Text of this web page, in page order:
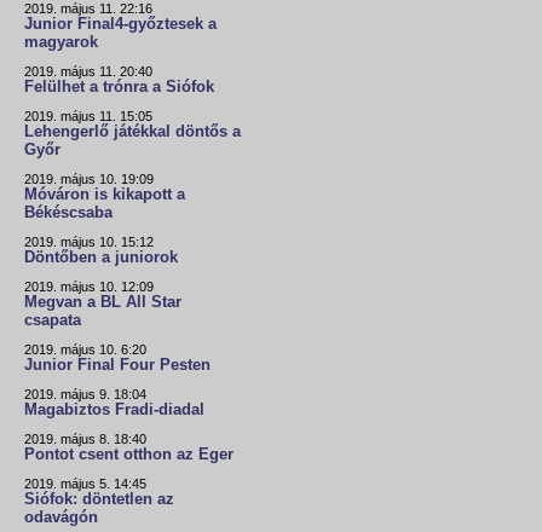
2019. május 11. 22:16
Junior Final4-győztesek a
magyarok
2019. május 11. 20:40
Felülhet a trónra a Siófok
2019. május 11. 15:05
Lehengerlő játékkal döntős a
Győr
2019. május 10. 19:09
Móváron is kikapott a
Békéscsaba
2019. május 10. 15:12
Döntőben a juniorok
2019. május 10. 12:09
Megvan a BL All Star
csapata
2019. május 10. 6:20
Junior Final Four Pesten
2019. május 9. 18:04
Magabiztos Fradi-diadal
2019. május 8. 18:40
Pontot csent otthon az Eger
2019. május 5. 14:45
Siófok: döntetlen az
odavágón